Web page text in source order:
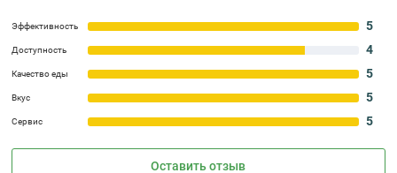
Эффективность 5
Доступность 4
Качество еды 5
Вкус 5
Сервис 5
Оставить отзыв